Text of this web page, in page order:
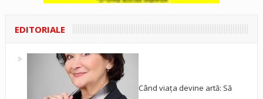
EDITORIALE
Când viața devine artă: Să